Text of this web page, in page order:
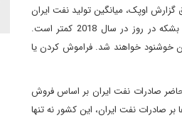
در روز) افزایش داشته است. طبق گزارش اوپک، میانگین تولید نفت ایران
در سال 2020 به 1.985 میلیون بشکه در روز رسیده که از 2.356 میلیون بشکه در روز در سال 2019 و 3.553 میلیون بشکه در روز در سال 2018 کمتر است.
خوشنود خواهند شد. فراموش کردن یا
حاضر صادرات نفت ایران بر اساس فروش
صادرات نفت ایران، این کشور نه تنها